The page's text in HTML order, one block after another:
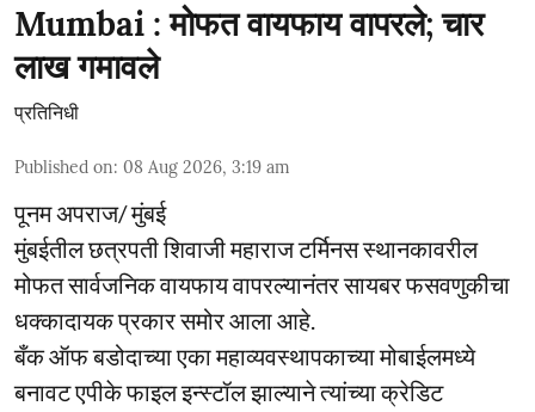
Mumbai : मोफत वायफाय वापरले; चार
लाख गमावले
प्रतिनिधी
Published on: 08 Aug 2026, 3:19 am
पूनम अपराज/ मुंबई
मुंबईतील छत्रपती शिवाजी महाराज टर्मिनस स्थानकावरील
मोफत सार्वजनिक वायफाय वापरल्यानंतर सायबर फसवणुकीचा
धक्कादायक प्रकार समोर आला आहे.
बँक ऑफ बडोदाच्या एका महाव्यवस्थापकाच्या मोबाईलमध्ये
बनावट एपीके फाइल इन्स्टॉल झाल्याने त्यांच्या क्रेडिट